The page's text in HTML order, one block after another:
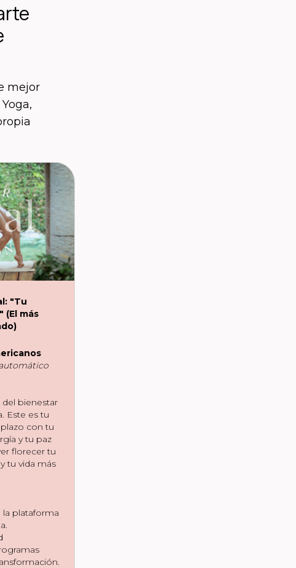
mejor
"Tu
(El más
del bienestar
Este es tu
con tu
y tu paz
florecer tu
tu vida más
plataforma